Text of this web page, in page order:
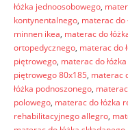
łóżka jednoosobowego,
kontynentalnego, materac do
minnen ikea, materac do
ortopedycznego, materac do
piętrowego, materac do
piętrowego 80x185, materac
łóżka podnoszonego,
polowego, materac do łóżka
rehabilitacyjnego allegro,